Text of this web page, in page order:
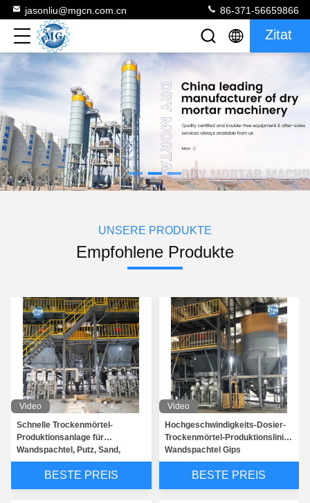
jasonliu@mgcn.com.cn 86-371-56659866
Zitat
UNSERE PRODUKTE
Empfohlene Produkte
Video
Schnelle Trockenmörtel-
Produktionsanlage für
Wandspachtel, Putz, Sand,
Zementmischer,
Keramikfliesenkleber-
Herstellungsanlage
BESTE PREIS
Video
Hochgeschwindigkeits-Dosier-
Trockenmörtel-Produktionslinie
Wandspachtel Gips
Sandzementmischer
Keramikfliesenkleber
Klebstoffmischmaschine
BESTE PREIS